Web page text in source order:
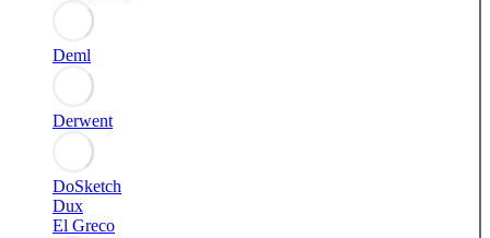
Deml
Derwent
DoSketch
Dux
El Greco